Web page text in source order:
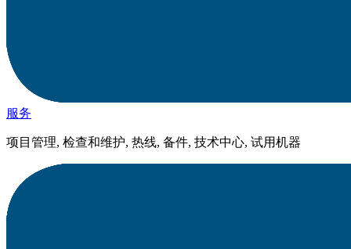
服务
项目管理, 检查和维护, 热线, 备件, 技术中心, 试用机器